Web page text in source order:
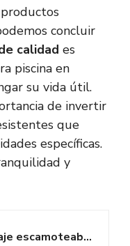
concluir
calidad es
piscina en
su vida útil.
de invertir
que
específicas.
y
Tornillos de anclaje escamoteables ø10 para lona de piscina (10, ø10)